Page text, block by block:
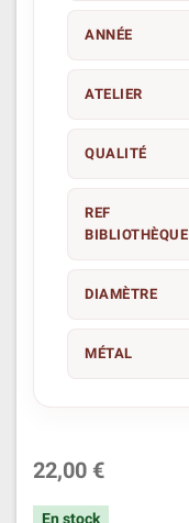
ANNÉE
ATELIER
QUALITÉ
REF
BIBLIOTHÈQUE
DIAMÈTRE
MÉTAL
22,00 €
En stock